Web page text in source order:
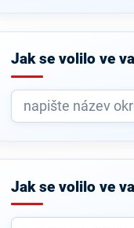
Jak se volilo ve
Jak se volilo ve